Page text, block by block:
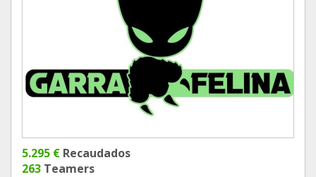
5.295 € Recaudados
263 Teamers